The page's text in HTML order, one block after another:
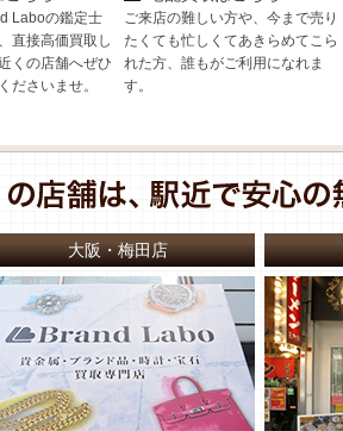
Laboの鑑定士
直接高価買取し
くの店舗へぜひ
ださいませ。
ご来店の難しい方や、今まで売り
たくても忙しくてあきらめてこら
れた方、誰もがご利用になれま
す。
大阪・梅田店